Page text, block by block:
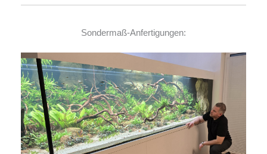
Sondermaß-Anfertigungen: